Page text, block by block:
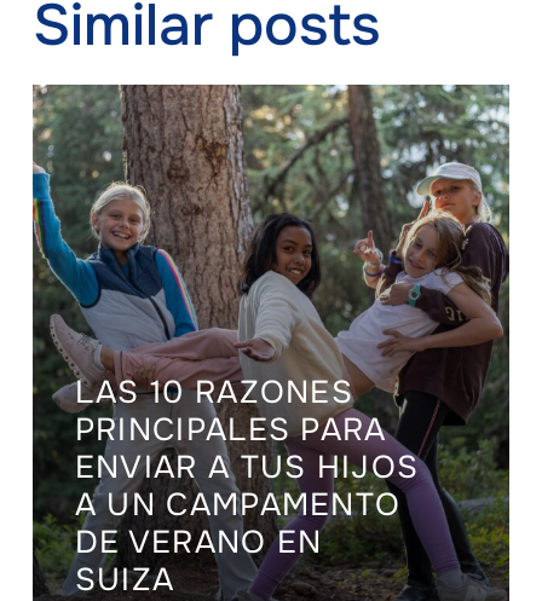
Similar posts
LAS 10 RAZONES
PRINCIPALES PARA
ENVIAR A TUS HIJOS
A UN CAMPAMENTO
DE VERANO EN
SUIZA